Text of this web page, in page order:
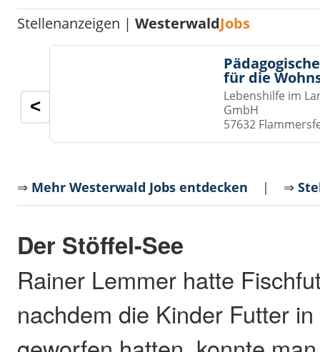
Stellenanzeigen |WesterwaldJobs
für die
Lebenshilfe im
GmbH
57632
<
⇒ Mehr Westerwald Jobs entdecken | ⇒
Der Stöffel-See
Rainer Lemmer hatte
nachdem die Kinder Futter